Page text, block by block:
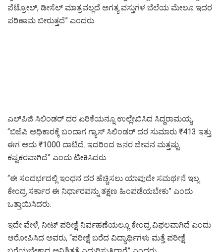
ಪೆಟ್ರೋಲ್, ಡೀಸೆಲ್ ಮಾತ್ರವಲ್ಲದೆ ಅಗತ್ಯ ವಸ್ತುಗಳ ಬೆಲೆಯ ಮೇಲೂ ಇದರ
ಪರಿಣಾಮ ಬೀರುತ್ತದೆ” ಎಂದರು.
ಎಲ್‌ಪಿಜಿ ಸಿಲಿಂಡರ್ ದರ ಏರಿಕೆಯನ್ನೂ ಉಲ್ಲೇಖಿಸಿದ ಸಿದ್ದರಾಮಯ್ಯ,
“ಬಿಜೆಪಿ ಅಧಿಕಾರಕ್ಕೆ ಬಂದಾಗ ಗ್ಯಾಸ್ ಸಿಲಿಂಡರ್ ದರ ಸುಮಾರು ₹413 ಇತ್ತು.
ಈಗ ಅದು ₹1000 ದಾಟಿದೆ. ಇದರಿಂದ ಜನರ ಜೀವನ ಮತ್ತಷ್ಟು
ಕಷ್ಟಕರವಾಗಿದೆ” ಎಂದು ಟೀಕಿಸಿದರು.
“ಈ ಸಂದರ್ಭದಲ್ಲಿ ಇಂಧನ ದರ ಹೆಚ್ಚಿಸಲು ಯಾವುದೇ ಸಮರ್ಥನೆ ಇಲ್ಲ.
ಕೇಂದ್ರ ಸರ್ಕಾರ ಈ ನಿರ್ಧಾರವನ್ನು ತಕ್ಷಣ ಹಿಂಪಡೆಯಬೇಕು” ಎಂದು
ಒತ್ತಾಯಿಸಿದರು.
ಇದೇ ವೇಳೆ, ನೀಟ್ ಪರೀಕ್ಷೆ ನಿರ್ವಹಣೆಯಲ್ಲೂ ಕೇಂದ್ರ ವಿಫಲವಾಗಿದೆ ಎಂದು
ಆರೋಪಿಸಿದ ಅವರು, “ಪರೀಕ್ಷೆ ಬರೆದ ವಿದ್ಯಾರ್ಥಿಗಳು ಮತ್ತೆ ಪರೀಕ್ಷೆ